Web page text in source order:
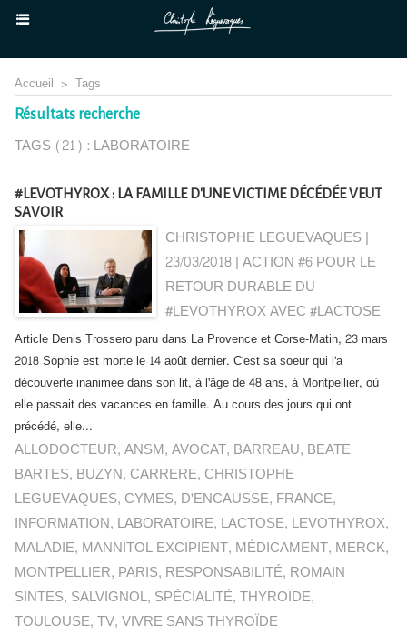
Accueil > Tags
Résultats recherche
TAGS (21) : LABORATOIRE
#LEVOTHYROX : LA FAMILLE D'UNE VICTIME DÉCÉDÉE VEUT
SAVOIR
CHRISTOPHE LEGUEVAQUES |
23/03/2018|ACTION #6 POUR LE
RETOUR DURABLE DU
#LEVOTHYROX AVEC #LACTOSE
Article Denis Trossero paru dans La Provence et Corse-Matin, 23 mars
2018 Sophie est morte le 14 août dernier. C'est sa soeur qui l'a
découverte inanimée dans son lit, à l'âge de 48 ans, à Montpellier, où
elle passait des vacances en famille. Au cours des jours qui ont
précédé, elle...
ALLODOCTEUR,ANSM,AVOCAT, BARREAU, BEATE
BARTES, BUZYN, CARRERE, CHRISTOPHE
LEGUEVAQUES, CYMES, D'ENCAUSSE, FRANCE,
INFORMATION, LABORATOIRE, LACTOSE, LEVOTHYROX,
MALADIE, MANNITOL EXCIPIENT, MÉDICAMENT, MERCK,
MONTPELLIER, PARIS, RESPONSABILITÉ, ROMAIN
SINTES, SALVIGNOL, SPÉCIALITÉ,THYROÏDE,
TOULOUSE,TV,VIVRE SANS THYROÏDE